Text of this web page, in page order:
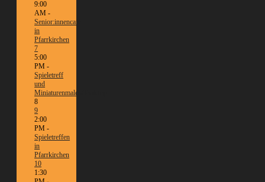
9:00
AM -
Senior:innencafé
in
Pfarrkirchen
7
5:00
PM -
Spieletreff
und
Miniaturenmalen/Tabletop
8
9
2:00
PM -
Spieletreffen
in
Pfarrkirchen
10
1:30